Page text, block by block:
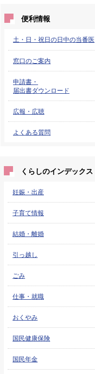
便利情報
土・日・祝日の日中の当番医
窓口のご案内
申請書・
届出書ダウンロード
広報・広聴
よくある質問
くらしのインデックス
妊娠・出産
子育て情報
結婚・離婚
引っ越し
ごみ
仕事・就職
おくやみ
国民健康保険
国民年金